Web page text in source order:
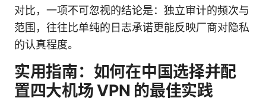
对比，一项不可忽视的结论是：独立审计的频次与
范围，往往比单纯的日志承诺更能反映厂商对隐私
的认真程度。
实用指南：如何在中国选择并配
置四大机场 VPN 的最佳实践